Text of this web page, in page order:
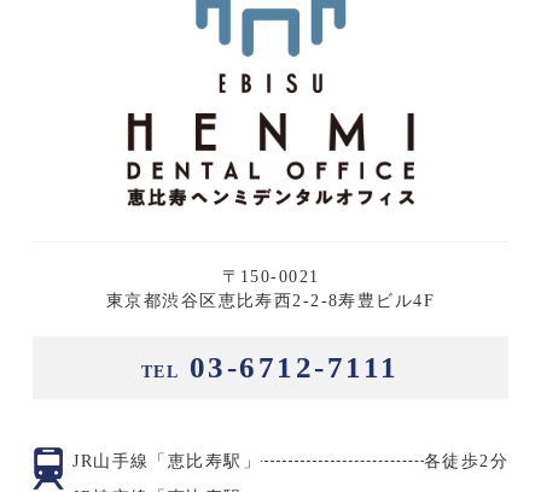
〒150-0021
東京都渋谷区恵比寿西2-2-8寿豊ビル4F
TEL 03-6712-7111
JR山手線「恵比寿駅」
各徒歩2分